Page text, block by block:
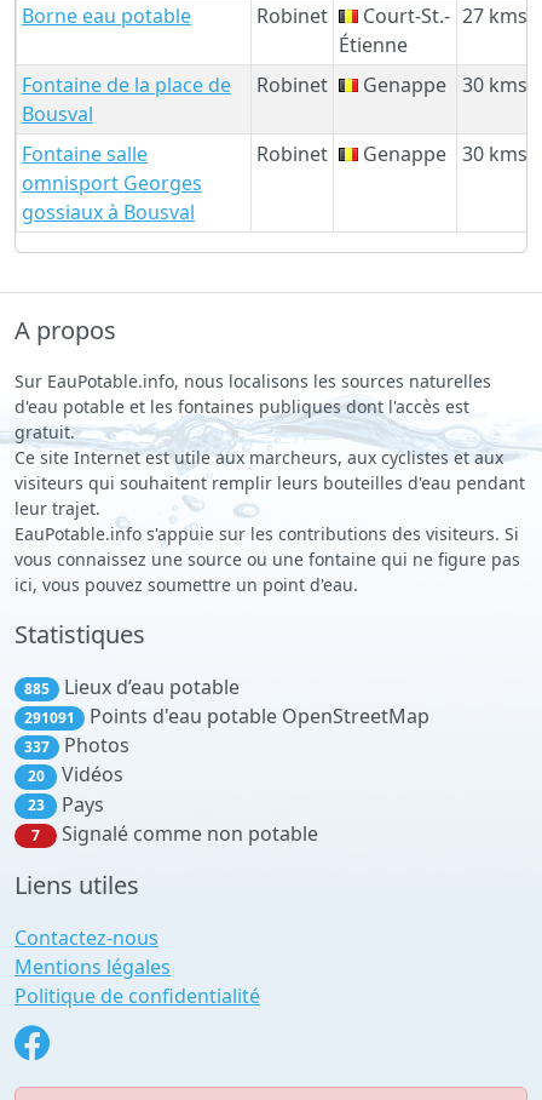
Borne eau potable Robinet
Court-St.-
Étienne
27 kms
Fontaine de la place de
Bousval
Robinet Genappe 30 kms
Fontaine salle
omnisport Georges
gossiaux à Bousval
Robinet Genappe 30 kms
A propos
Sur EauPotable.info, nous localisons les sources naturelles
d'eau potable et les fontaines publiques dont l'accès est
gratuit.
Ce site Internet est utile aux marcheurs, aux cyclistes et aux
visiteurs qui souhaitent remplir leurs bouteilles d'eau pendant
leur trajet.
EauPotable.info s'appuie sur les contributions des visiteurs. Si
vous connaissez une source ou une fontaine qui ne figure pas
ici, vous pouvez soumettre un point d'eau.
Statistiques
885 Lieux d’eau potable
291091 Points d'eau potable OpenStreetMap
337 Photos
20 Vidéos
23 Pays
7 Signalé comme non potable
Liens utiles
Contactez-nous
Mentions légales
Politique de confidentialité